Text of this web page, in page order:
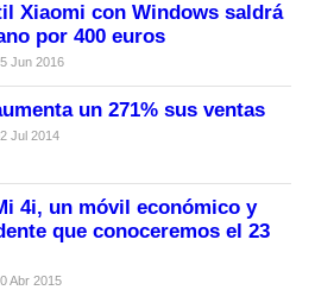
Xiaomi con Windows saldrá
por 400 euros
Jun 2016
un 271% sus ventas
Jul 2014
4i, un móvil económico y
que conoceremos el 23
Abr 2015